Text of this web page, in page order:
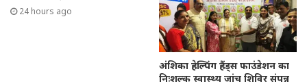
p o
24 hours ago
अंशिका हेल्पिंग हैंड्स फाउंडेशन का
निःशुल्क स्वास्थ्य जांच शिविर संपन्न